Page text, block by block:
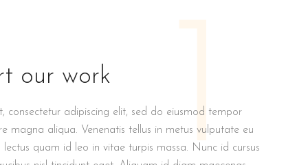
1
our work
consectetur adipiscing elit, sed do eiusmod tempor
magna aliqua. Venenatis tellus in metus vulputate eu
lectus quam id leo in vitae turpis massa. Nunc id cursus